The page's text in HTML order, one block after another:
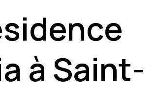
à Saint-